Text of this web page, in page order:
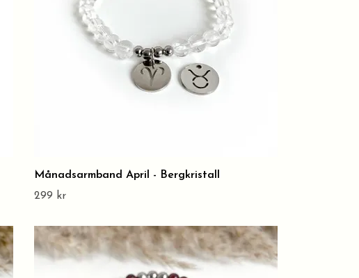
Månadsarmband April - Bergkristall
299 kr